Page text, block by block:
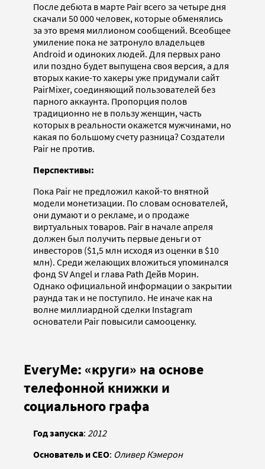
После дебюта в марте Pair всего за четыре дня
скачали 50 000 человек, которые обменялись
за это время миллионом сообщений. Всеобщее
умиление пока не затронуло владельцев
Android и одиноких людей. Для первых рано
или поздно будет выпущена своя версия, а для
вторых какие-то хакеры уже придумали сайт
PairMixer, соединяющий пользователей без
парного аккаунта. Пропорция полов
традиционно не в пользу женщин, часть
которых в реальности окажется мужчинами, но
какая по большому счету разница? Создатели
Pair не против.
Перспективы:
Пока Pair не предложил какой-то внятной
модели монетизации. По словам основателей,
они думают и о рекламе, и о продаже
виртуальных товаров. Pair в начале апреля
должен был получить первые деньги от
инвесторов ($1,5 млн исходя из оценки в $10
млн). Среди желающих вложиться упоминался
фонд SV Angel и глава Path Дейв Морин.
Однако официальной информации о закрытии
раунда так и не поступило. Не иначе как на
волне миллиардной сделки Instagram
основатели Pair повысили самооценку.
EveryMe: «круги» на основе
телефонной книжки и
социального графа
Год запуска: 2012
Основатель и CEO: Оливер Кэмерон